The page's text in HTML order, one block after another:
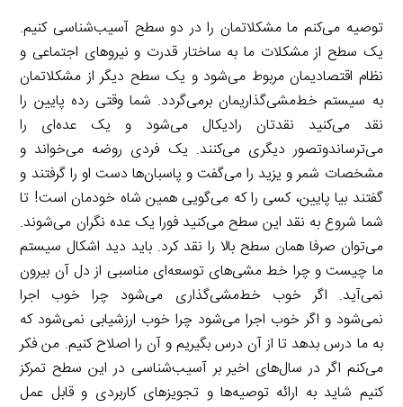
توصیه می‌کنم ما مشکلاتمان را در دو سطح آسیب‌شناسی کنیم.
یک سطح از مشکلات ما به ساختار قدرت و نیروهای اجتماعی و
نظام اقتصادیمان مربوط می‌شود و یک سطح دیگر از مشکلاتمان
به سیستم خط‌مشی‌گذاریمان برمی‌گردد. شما وقتی رده پایین را
نقد می‌کنید نقدتان رادیکال می‌شود و یک عده‌ای را
می‌ترساندوتصور دیگری می‌کنند. یک فردی روضه می‌خواند و
مشخصات شمر و یزید را می‌گفت و پاسبان‌ها دست او را گرفتند و
گفتند بیا پایین، کسی را که می‌گویی همین شاه خودمان است! تا
شما شروع به نقد این سطح می‌کنید فورا یک عده نگران می‌شوند.
می‌توان صرفا همان سطح بالا را نقد کرد. باید دید اشکال سیستم
ما چیست و چرا خط مشی‌های توسعه‌ای مناسبی از دل آن بیرون
نمی‌آید. اگر خوب خط‌مشی‌گذاری می‌شود چرا خوب اجرا
نمی‌شود و اگر خوب اجرا می‌شود چرا خوب ارزشیابی نمی‌شود که
به ما درس بدهد تا از آن درس بگیریم و آن را اصلاح کنیم. من فکر
می‌کنم اگر در سال‌های اخیر بر آسیب‌شناسی در این سطح تمرکز
کنیم شاید به ارائه توصیه‌ها و تجویزهای کاربردی و قابل عمل